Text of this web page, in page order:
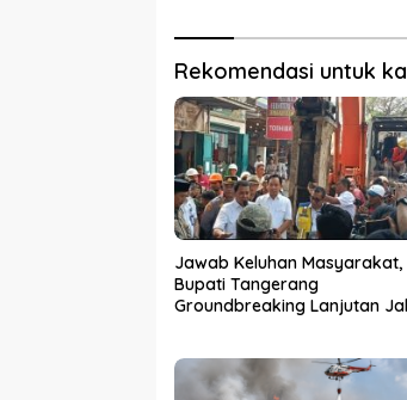
Rekomendasi untuk
Jawab Keluhan Masyarakat,
Bupati Tangerang
Groundbreaking Lanjutan